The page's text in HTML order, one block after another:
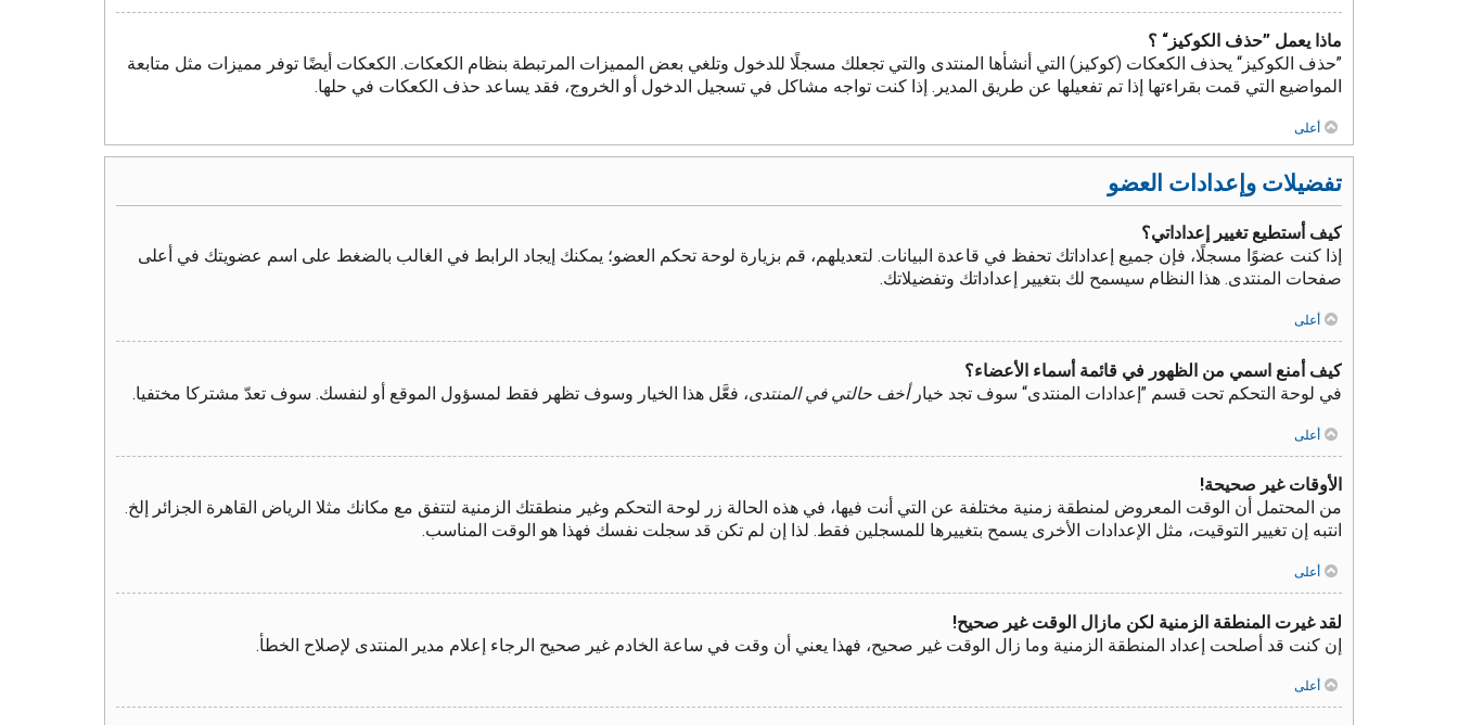
ماذا يعمل ”حذف الكوكيز“ ؟
”حذف الكوكيز“ يحذف الكعكات (كوكيز) التي أنشأها المنتدى والتي تجعلك مسجلًا للدخول وتلغي بعض المميزات المرتبطة بنظام الكعكات. الكعكات أيضًا توفر مميزات مثل متابعة
المواضيع التي قمت بقراءتها إذا تم تفعيلها عن طريق المدير. إذا كنت تواجه مشاكل في تسجيل الدخول أو الخروج، فقد يساعد حذف الكعكات في حلها.
أعلى
تفضيلات وإعدادات العضو
كيف أستطيع تغيير إعداداتي؟
إذا كنت عضوًا مسجلًا، فإن جميع إعداداتك تحفظ في قاعدة البيانات. لتعديلهم، قم بزيارة لوحة تحكم العضو؛ يمكنك إيجاد الرابط في الغالب بالضغط على اسم عضويتك في أعلى
صفحات المنتدى. هذا النظام سيسمح لك بتغيير إعداداتك وتفضيلاتك.
أعلى
كيف أمنع اسمي من الظهور في قائمة أسماء الأعضاء؟
في لوحة التحكم تحت قسم ”إعدادات المنتدى“ سوف تجد خيارأخف حالتي في المنتدى، فعَّل هذا الخيار وسوف تظهر فقط لمسؤول الموقع أو لنفسك. سوف تعدّ مشتركا مختفيا.
أعلى
الأوقات غير صحيحة!
من المحتمل أن الوقت المعروض لمنطقة زمنية مختلفة عن التي أنت فيها، في هذه الحالة زر لوحة التحكم وغير منطقتك الزمنية لتتفق مع مكانك مثلا الرياض القاهرة الجزائر إلخ.
انتبه إن تغيير التوقيت، مثل الإعدادات الأخرى يسمح بتغييرها للمسجلين فقط. لذا إن لم تكن قد سجلت نفسك فهذا هو الوقت المناسب.
أعلى
لقد غيرت المنطقة الزمنية لكن مازال الوقت غير صحيح!
إن كنت قد أصلحت إعداد المنطقة الزمنية وما زال الوقت غير صحيح، فهذا يعني أن وقت في ساعة الخادم غير صحيح الرجاء إعلام مدير المنتدى لإصلاح الخطأ.
أعلى